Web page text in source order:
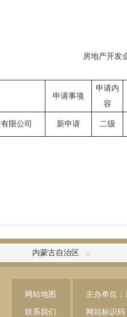
房地产开发
申请事项
申请内
容
限公司 新申请 二级
内蒙古自治区
网站地图
联系我们
主办单位
网站标识